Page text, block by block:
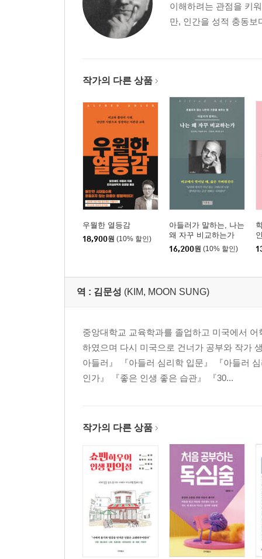
이해하려는 관점을 키
만, 인간을 성적 충동보
작가의 다른 상품
우월한 열등감
18,900원 (10% 할인)
아들러가 말하는, 나는
왜 자꾸 비교하는가
16,200원 (10% 할인)
역 : 김문성 (KIM, MOON SUNG)
중앙대학교 교육학과를 졸업하고 미국에서
하였으며 다시 미국으로 건너가 공부와 작가
아들러』 『아들러 심리학 입문』 『아들러
인가』 『좋은 인생 좋은 습관』 『30...
작가의 다른 상품